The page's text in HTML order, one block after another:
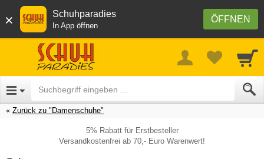
× ÖFFNEN
Schuhparadies
In App öffnen
Zurück zu "Damenschuhe"
5% Rabatt für Erstbesteller
Versandkostenfrei ab 70,- Euro Warenwert!